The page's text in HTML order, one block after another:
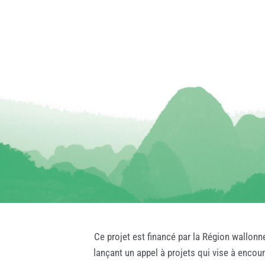
Ce projet est financé par la Région
lançant un appel à projets qui vise à